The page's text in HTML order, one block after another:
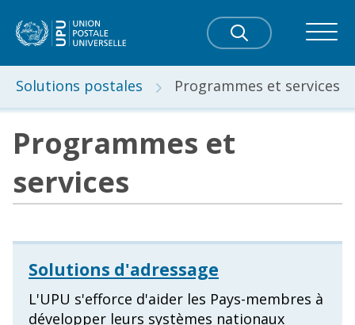
Solutions postales Programmes et services
Programmes et
services
Solutions d'adressage
L'UPU s'efforce d'aider les Pays-membres à
développer leurs systèmes nationaux